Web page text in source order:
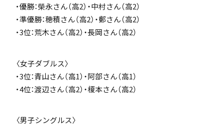
・優勝：榮永さん（高2）・中村さん（高2）
・準優勝：穂積さん（高2）・鄭さん（高2）
・3位：荒木さん（高2）・長岡さん（高2）
〈女子ダブルス〉
・3位：青山さん（高1）・阿部さん（高1）
・4位：渡辺さん（高2）・榎本さん（高2）
〈男子シングルス〉
茗溪ジェネラルクラス（MG）